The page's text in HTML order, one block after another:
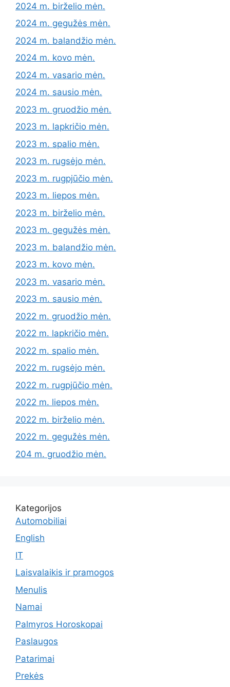
2024 m. birželio mėn.
2024 m. gegužės mėn.
2024 m. balandžio mėn.
2024 m. kovo mėn.
2024 m. vasario mėn.
2024 m. sausio mėn.
2023 m. gruodžio mėn.
2023 m. lapkričio mėn.
2023 m. spalio mėn.
2023 m. rugsėjo mėn.
2023 m. rugpjūčio mėn.
2023 m. liepos mėn.
2023 m. birželio mėn.
2023 m. gegužės mėn.
2023 m. balandžio mėn.
2023 m. kovo mėn.
2023 m. vasario mėn.
2023 m. sausio mėn.
2022 m. gruodžio mėn.
2022 m. lapkričio mėn.
2022 m. spalio mėn.
2022 m. rugsėjo mėn.
2022 m. rugpjūčio mėn.
2022 m. liepos mėn.
2022 m. birželio mėn.
2022 m. gegužės mėn.
204 m. gruodžio mėn.
Kategorijos
Automobiliai
English
IT
Laisvalaikis ir pramogos
Menulis
Namai
Palmyros Horoskopai
Paslaugos
Patarimai
Prekės